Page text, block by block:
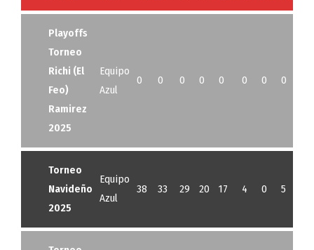
Playoffs
Torneo
Richi (El
Feo)
Ramirez
2025
Equipo
Azul
0 0 0 0 0 0 0 0
Torneo
Navideño
2025
Equipo
Azul
38 33 29 20 17 4 0 5